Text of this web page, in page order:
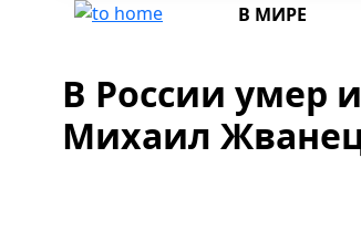
В МИРЕ
В России умер
Михаил